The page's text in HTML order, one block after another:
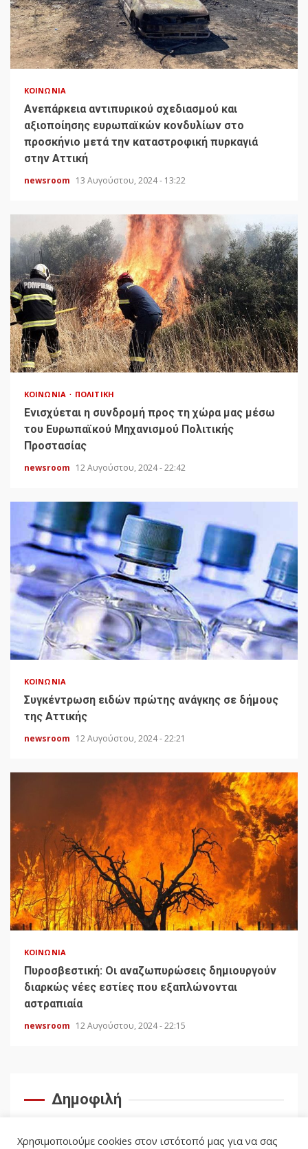
ΚΟΙΝΩΝΊΑ
Ανεπάρκεια αντιπυρικού σχεδιασμού και
αξιοποίησης ευρωπαϊκών κονδυλίων στο
προσκήνιο μετά την καταστροφική πυρκαγιά
στην Αττική
newsroom 13 Αυγούστου, 2024 - 13:22
ΚΟΙΝΩΝΊΑ ΠΟΛΙΤΙΚΉ
Ενισχύεται η συνδρομή προς τη χώρα μας μέσω
του Ευρωπαϊκού Μηχανισμού Πολιτικής
Προστασίας
newsroom 12 Αυγούστου, 2024 - 22:42
ΚΟΙΝΩΝΊΑ
Συγκέντρωση ειδών πρώτης ανάγκης σε δήμους
της Αττικής
newsroom 12 Αυγούστου, 2024 - 22:21
ΚΟΙΝΩΝΊΑ
Πυροσβεστική: Οι αναζωπυρώσεις δημιουργούν
διαρκώς νέες εστίες που εξαπλώνονται
αστραπιαία
newsroom 12 Αυγούστου, 2024 - 22:15
Δημοφιλή
Χρησιμοποιούμε cookies στον ιστότοπό μας για να σας